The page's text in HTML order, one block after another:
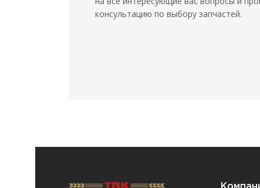
консультацию по выбору запчастей.